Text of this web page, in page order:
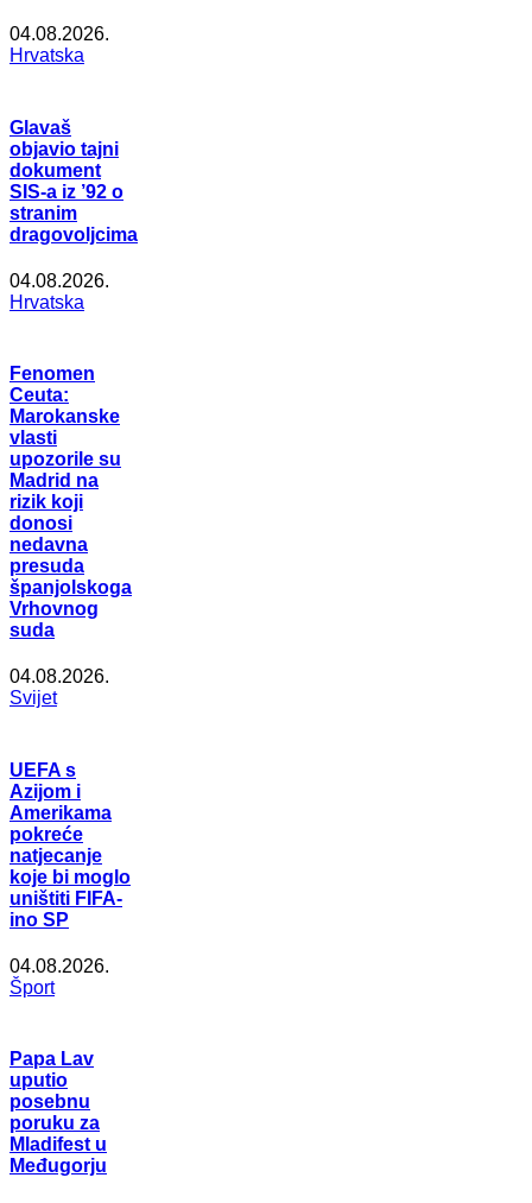
04.08.2026.
Hrvatska
Glavaš
objavio tajni
dokument
SIS-a iz ’92 o
stranim
dragovoljcima
04.08.2026.
Hrvatska
Fenomen
Ceuta:
Marokanske
vlasti
upozorile su
Madrid na
rizik koji
donosi
nedavna
presuda
španjolskoga
Vrhovnog
suda
04.08.2026.
Svijet
UEFA s
Azijom i
Amerikama
pokreće
natjecanje
koje bi moglo
uništiti FIFA-
ino SP
04.08.2026.
Šport
Papa Lav
uputio
posebnu
poruku za
Mladifest u
Međugorju